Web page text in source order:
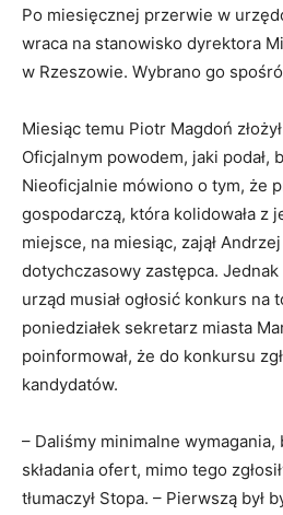
Po miesięcznej przerwie w
wraca na stanowisko dyrektora
w Rzeszowie. Wybrano go
Miesiąc temu Piotr Magdoń
Oficjalnym powodem, jaki podał,
Nieoficjalnie mówiono o tym, że
gospodarczą, która kolidowała z
miejsce, na miesiąc, zajął
dotychczasowy zastępca.
urząd musiał ogłosić konkurs na
poniedziałek sekretarz miasta
poinformował, że do konkursu
kandydatów.
– Daliśmy minimalne wymagania,
składania ofert, mimo tego
tłumaczył Stopa. – Pierwszą był